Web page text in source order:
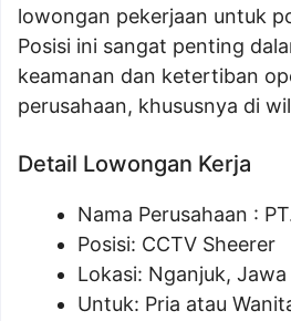
lowongan pekerjaan untuk
Posisi ini sangat penting
keamanan dan ketertiban
perusahaan, khususnya di
Detail Lowongan Kerja
Nama Perusahaan :
Posisi: CCTV Sheerer
Lokasi: Nganjuk,
Untuk: Pria atau